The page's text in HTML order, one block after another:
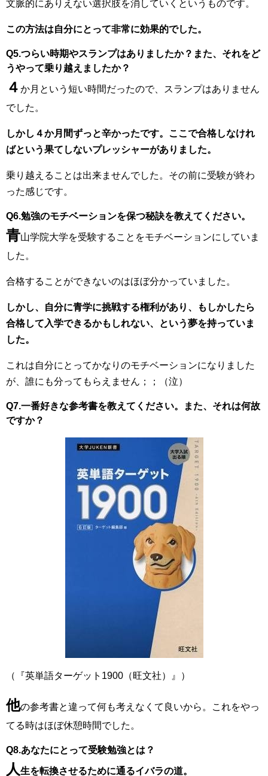
文脈的にありえない選択肢を消していくというものです。
この方法は自分にとって非常に効果的でした。
Q5.つらい時期やスランプはありましたか？また、それをど
うやって乗り越えましたか？
４ か月という短い時間だったので、スランプはありません
でした。
しかし４か月間ずっと辛かったです。ここで合格しなけれ
ばという果てしないプレッシャーがありました。
乗り越えることは出来ませんでした。その前に受験が終わ
った感じです。
Q6.勉強のモチベーションを保つ秘訣を教えてください。
青山学院大学を受験することをモチベーションにしていま
した。
合格することができないのはほぼ分かっていました。
しかし、自分に青学に挑戦する権利があり、もしかしたら
合格して入学できるかもしれない、という夢を持っていま
した。
これは自分にとってかなりのモチベーションになりました
が、誰にも分ってもらえません；；（泣）
Q7.一番好きな参考書を教えてください。また、それは何故
ですか？
（『英単語ターゲット1900（旺文社）』）
他の参考書と違って何も考えなくて良いから。これをやっ
てる時はほぼ休憩時間でした。
Q8.あなたにとって受験勉強とは？
人生を転換させるために通るイバラの道。